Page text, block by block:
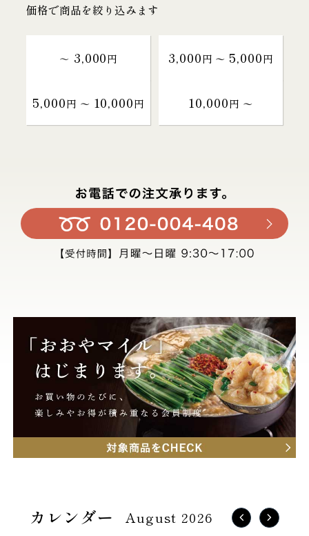
価格で商品を絞り込みます
～ 3,000円 3,000円 〜 5,000円
5,000円 〜 10,000円 10,000円 〜
August 2026